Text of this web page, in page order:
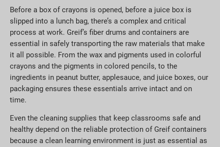
Before a box of crayons is opened, before a juice box is
slipped into a lunch bag, there’s a complex and critical
process at work. Greif’s fiber drums and containers are
essential in safely transporting the raw materials that make
it all possible. From the wax and pigments used in colorful
crayons and the pigments in colored pencils, to the
ingredients in peanut butter, applesauce, and juice boxes, our
packaging ensures these essentials arrive intact and on
time.
Even the cleaning supplies that keep classrooms safe and
healthy depend on the reliable protection of Greif containers
because a clean learning environment is just as essential as